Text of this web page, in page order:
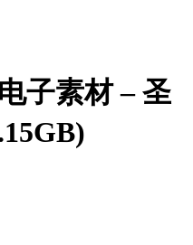
子素材 – 圣